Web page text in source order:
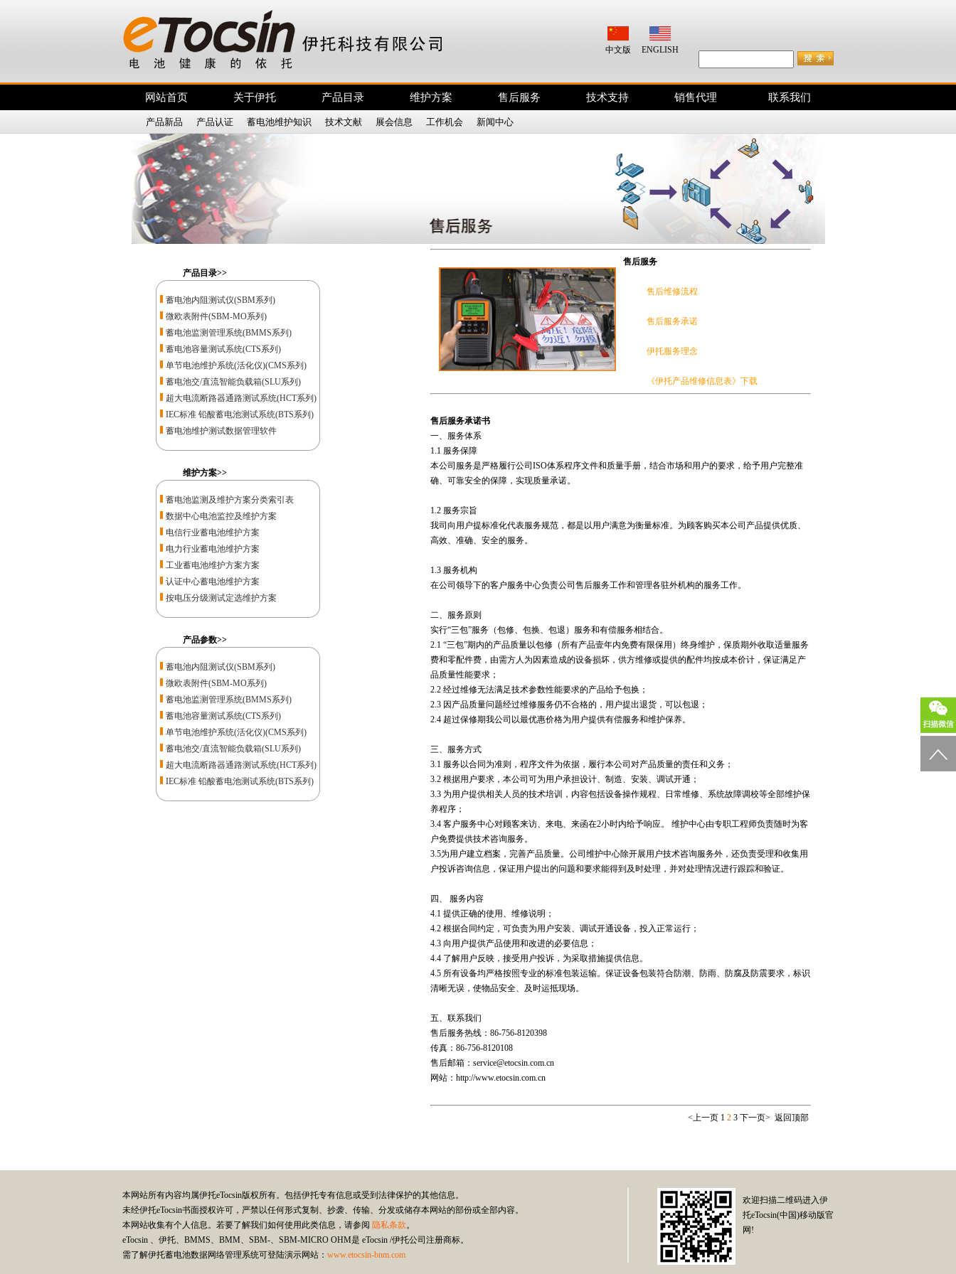
中文版 ENGLISH
网站首页 关于伊托 产品目录 维护方案 售后服务 技术支持 销售代理 联系我们
产品新品 产品认证 蓄电池维护知识 技术文献 展会信息 工作机会 新闻中心
产品目录>>
蓄电池内阻测试仪(SBM系列)
微欧表附件(SBM-MO系列)
蓄电池监测管理系统(BMMS系列)
蓄电池容量测试系统(CTS系列)
单节电池维护系统(活化仪)(CMS系列)
蓄电池交/直流智能负载箱(SLU系列)
超大电流断路器通路测试系统(HCT系列)
IEC标准 铅酸蓄电池测试系统(BTS系列)
蓄电池维护测试数据管理软件
维护方案>>
蓄电池监测及维护方案分类索引表
数据中心电池监控及维护方案
电信行业蓄电池维护方案
电力行业蓄电池维护方案
工业蓄电池维护方案方案
认证中心蓄电池维护方案
按电压分级测试定选维护方案
产品参数>>
蓄电池内阻测试仪(SBM系列)
微欧表附件(SBM-MO系列)
蓄电池监测管理系统(BMMS系列)
蓄电池容量测试系统(CTS系列)
单节电池维护系统(活化仪)(CMS系列)
蓄电池交/直流智能负载箱(SLU系列)
超大电流断路器通路测试系统(HCT系列)
IEC标准 铅酸蓄电池测试系统(BTS系列)
售后服务
售后维修流程
售后服务承诺
伊托服务理念
《伊托产品维修信息表》下载
售后服务承诺书
一、服务体系
1.1 服务保障
本公司服务是严格履行公司ISO体系程序文件和质量手册，结合市场和用户的要求，给予用户完整准
确、可靠安全的保障，实现质量承诺。
1.2 服务宗旨
我司向用户提标准化代表服务规范，都是以用户满意为衡量标准。为顾客购买本公司产品提供优质、
高效、准确、安全的服务。
1.3 服务机构
在公司领导下的客户服务中心负责公司售后服务工作和管理各驻外机构的服务工作。
二、服务原则
实行“三包”服务（包修、包换、包退）服务和有偿服务相结合。
2.1 “三包”期内的产品质量以包修（所有产品壹年内免费有限保用）终身维护，保质期外收取适量服务
费和零配件费，由需方人为因素造成的设备损坏，供方维修或提供的配件均按成本价计，保证满足产
品质量性能要求；
2.2 经过维修无法满足技术参数性能要求的产品给予包换；
2.3 因产品质量问题经过维修服务仍不合格的，用户提出退货，可以包退；
2.4 超过保修期我公司以最优惠价格为用户提供有偿服务和维护保养。
三、服务方式
3.1 服务以合同为准则，程序文件为依据，履行本公司对产品质量的责任和义务；
3.2 根据用户要求，本公司可为用户承担设计、制造、安装、调试开通；
3.3 为用户提供相关人员的技术培训，内容包括设备操作规程、日常维修、系统故障调校等全部维护保
养程序；
3.4 客户服务中心对顾客来访、来电、来函在2小时内给予响应。 维护中心由专职工程师负责随时为客
户免费提供技术咨询服务。
3.5为用户建立档案，完善产品质量。公司维护中心除开展用户技术咨询服务外，还负责受理和收集用
户投诉咨询信息，保证用户提出的问题和要求能得到及时处理，并对处理情况进行跟踪和验证。
四、 服务内容
4.1 提供正确的使用、维修说明；
4.2 根据合同约定，可负责为用户安装、调试开通设备，投入正常运行；
4.3 向用户提供产品使用和改进的必要信息；
4.4 了解用户反映，接受用户投诉，为采取措施提供信息。
4.5 所有设备均严格按照专业的标准包装运输。保证设备包装符合防潮、防雨、防腐及防震要求，标识
清晰无误，使物品安全、及时运抵现场。
五、联系我们
售后服务热线：86-756-8120398
传真：86-756-8120108
售后邮箱：service@etocsin.com.cn
网站：http://www.etocsin.com.cn
<上一页 1 2 3 下一页> 返回顶部
本网站所有内容均属伊托eTocsin版权所有。包括伊托专有信息或受到法律保护的其他信息。
未经伊托eTocsin书面授权许可，严禁以任何形式复制、抄袭、传输、分发或储存本网站的部份或全部内容。
本网站收集有个人信息。若要了解我们如何使用此类信息，请参阅 隐私条款。
eTocsin 、伊托、BMMS、BMM、SBM-、SBM-MICRO OHM是 eTocsin /伊托公司注册商标。
需了解伊托蓄电池数据网络管理系统可登陆演示网站： www.etocsin-bnm.com
欢迎扫描二维码进入伊
托eTocsin(中国)移动版官
网!